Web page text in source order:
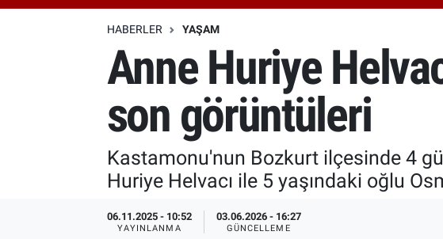
HABERLER YAŞAM
Anne Huriye
son görüntüleri
Kastamonu'nun Bozkurt ilçesinde 4
Huriye Helvacı ile 5 yaşındaki oğlu
06.11.2025 - 10:52
YAYINLANMA
03.06.2026 - 16:27
GÜNCELLEME
Özel Haberler
Özel Haberler
Erişim Bilgileri
Haber Arşivi